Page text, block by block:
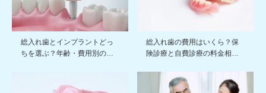
総入れ歯とインプラントどっ
ちを選ぶ？年齢・費用別の…
総入れ歯の費用はいくら？保
険診療と自費診療の料金相…